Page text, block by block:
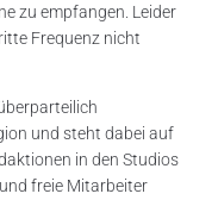
zu empfangen. Leider
Frequenz nicht
und steht dabei auf
in den Studios
freie Mitarbeiter